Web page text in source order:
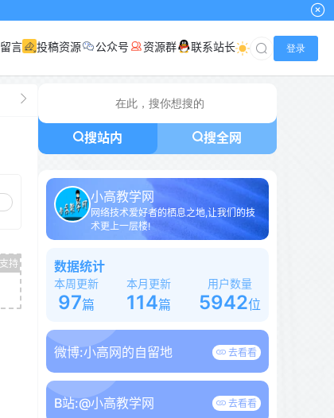
言 投稿资源 公众号 资源群 联系站长 登录
搜站内 搜全网
小高教学网
网络技术爱好者的栖息之地,让我们的技
术更上一层楼!
数据统计
本周更新
97篇
本月更新
114篇
用户数量
5942位
微博:小高网的自留地 去看看
B站:@小高教学网 去看看